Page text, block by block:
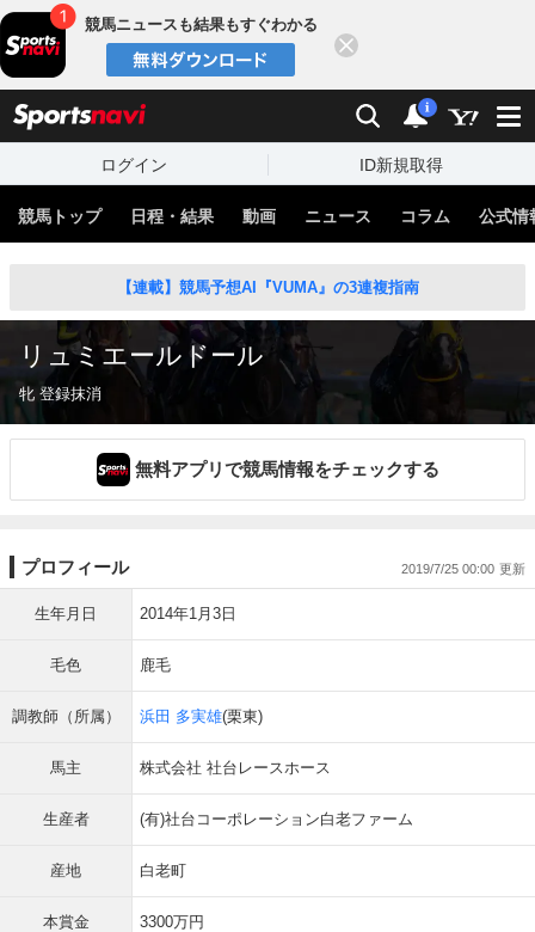
競馬ニュースも結果もすぐわかる
検索 通知
i
ログイン ID新規取得
競馬トップ 日程・結果 動画 ニュース コラム 公式情
【連載】競馬予想AI『VUMA』の3連複指南
リュミエールドール
牝 登録抹消
無料アプリで競馬情報をチェックする
プロフィール 2019/7/25 00:00
生年月日 2014年1月3日
毛色 鹿毛
調教師（所属） 浜田 多実雄(栗東)
馬主 株式会社 社台レースホース
生産者 (有)社台コーポレーション白老ファーム
産地 白老町
本賞金 3300万円